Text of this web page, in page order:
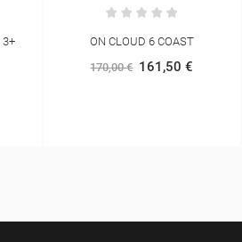
ALTRA VOYAGER
160,00 €
144,00 €